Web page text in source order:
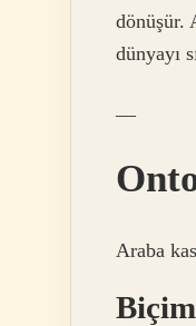
dönüşür.
dünyayı
—
Araba